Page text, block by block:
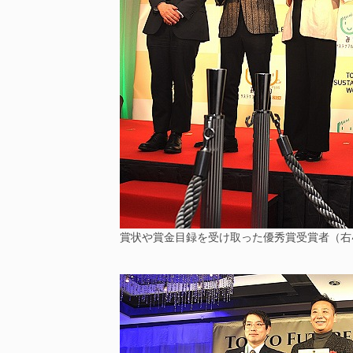
賞状や賞金目録を受け取った優秀賞受賞者（